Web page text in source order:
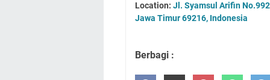
Location: Jl. Syamsul Arifin
Jawa Timur 69216, Indonesia
Berbagi :